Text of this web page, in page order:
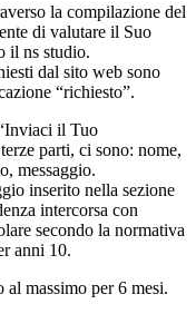
la compilazione del
di valutare il Suo
il ns studio.
dal sito web sono
“richiesto”.
il Tuo
parti, ci sono: nome,
messaggio.
inserito nella sezione
intercorsa con
secondo la normativa
anni 10.
massimo per 6 mesi.